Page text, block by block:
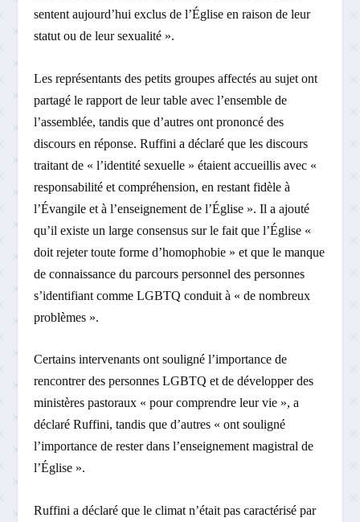
sentent aujourd’hui exclus de l’Église en raison de leur
statut ou de leur sexualité ».
Les représentants des petits groupes affectés au sujet ont
partagé le rapport de leur table avec l’ensemble de
l’assemblée, tandis que d’autres ont prononcé des
discours en réponse. Ruffini a déclaré que les discours
traitant de « l’identité sexuelle » étaient accueillis avec «
responsabilité et compréhension, en restant fidèle à
l’Évangile et à l’enseignement de l’Église ». Il a ajouté
qu’il existe un large consensus sur le fait que l’Église «
doit rejeter toute forme d’homophobie » et que le manque
de connaissance du parcours personnel des personnes
s’identifiant comme LGBTQ conduit à « de nombreux
problèmes ».
Certains intervenants ont souligné l’importance de
rencontrer des personnes LGBTQ et de développer des
ministères pastoraux « pour comprendre leur vie », a
déclaré Ruffini, tandis que d’autres « ont souligné
l’importance de rester dans l’enseignement magistral de
l’Église ».
Ruffini a déclaré que le climat n’était pas caractérisé par